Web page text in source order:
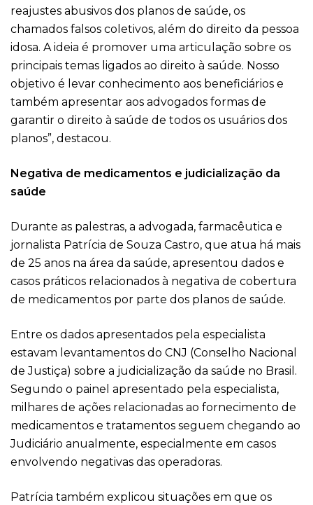
reajustes abusivos dos planos de saúde, os
chamados falsos coletivos, além do direito da pessoa
idosa. A ideia é promover uma articulação sobre os
principais temas ligados ao direito à saúde. Nosso
objetivo é levar conhecimento aos beneficiários e
também apresentar aos advogados formas de
garantir o direito à saúde de todos os usuários dos
planos”, destacou.
Negativa de medicamentos e judicialização da
saúde
Durante as palestras, a advogada, farmacêutica e
jornalista Patrícia de Souza Castro, que atua há mais
de 25 anos na área da saúde, apresentou dados e
casos práticos relacionados à negativa de cobertura
de medicamentos por parte dos planos de saúde.
Entre os dados apresentados pela especialista
estavam levantamentos do CNJ (Conselho Nacional
de Justiça) sobre a judicialização da saúde no Brasil.
Segundo o painel apresentado pela especialista,
milhares de ações relacionadas ao fornecimento de
medicamentos e tratamentos seguem chegando ao
Judiciário anualmente, especialmente em casos
envolvendo negativas das operadoras.
Patrícia também explicou situações em que os